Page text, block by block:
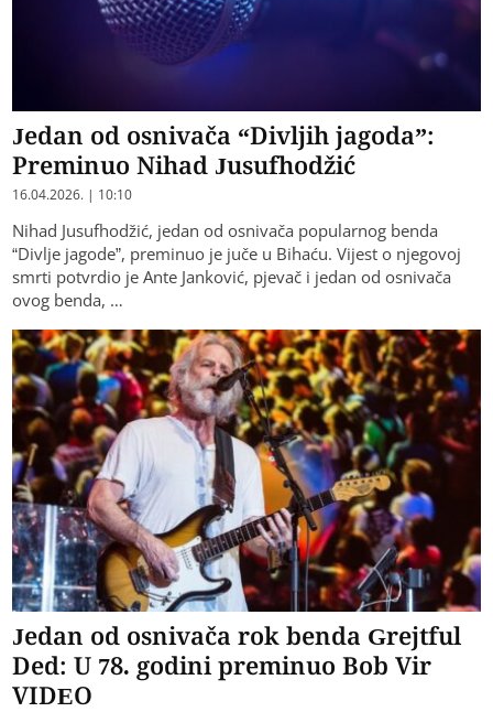
Jedan od osnivača “Divljih jagoda”:
Preminuo Nihad Jusufhodžić
16.04.2026. | 10:10
Nihad Jusufhodžić, jedan od osnivača popularnog benda
“Divlje jagode”, preminuo je juče u Bihaću. Vijest o njegovoj
smrti potvrdio je Ante Janković, pjevač i jedan od osnivača
ovog benda, …
Jedan od osnivača rok benda Grejtful
Ded: U 78. godini preminuo Bob Vir
VIDEO